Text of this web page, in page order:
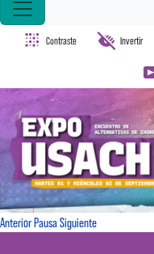
Contraste Invertir
AnteriorPausaSiguiente